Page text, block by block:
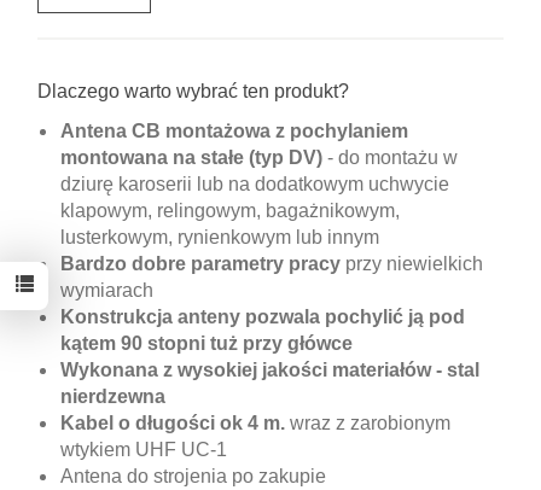
Dlaczego warto wybrać ten produkt?
Antena CB montażowa z pochylaniem
montowana na stałe (typ DV) - do montażu w
dziurę karoserii lub na dodatkowym uchwycie
klapowym, relingowym, bagażnikowym,
lusterkowym, rynienkowym lub innym
Bardzo dobre parametry pracy przy niewielkich
wymiarach
Konstrukcja anteny pozwala pochylić ją pod
kątem 90 stopni tuż przy główce
Wykonana z wysokiej jakości materiałów - stal
nierdzewna
Kabel o długości ok 4 m. wraz z zarobionym
wtykiem UHF UC-1
Antena do strojenia po zakupie